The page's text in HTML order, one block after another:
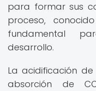
para formar sus
proceso,
fundamental
desarrollo.
La acidificación
absorción de